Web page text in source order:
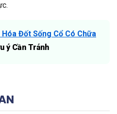
Hóa Đốt Sống Cổ Có Chữa
ý Cần Tránh